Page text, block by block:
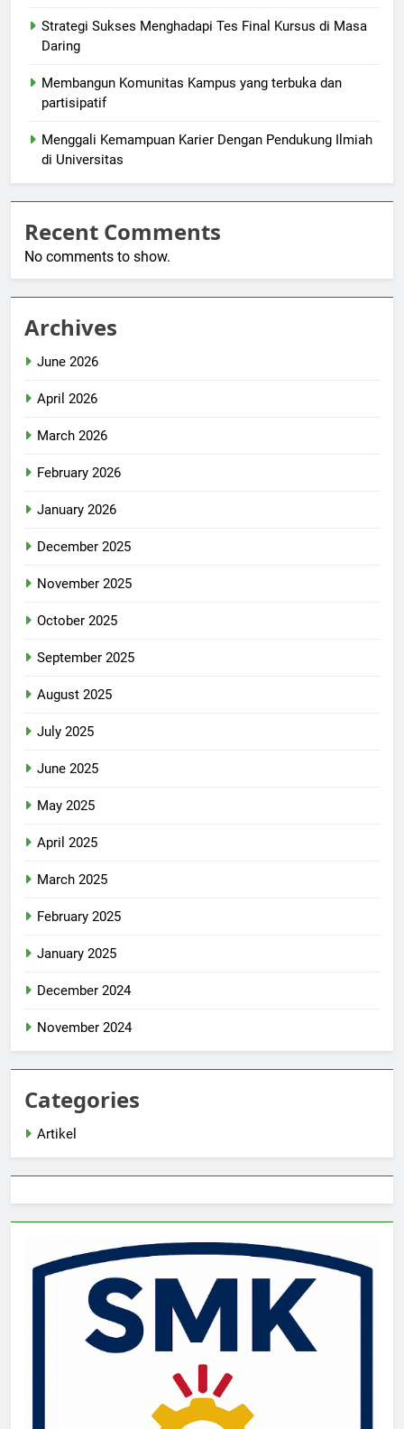
Strategi Sukses Menghadapi Tes Final Kursus di Masa
Daring
Membangun Komunitas Kampus yang terbuka dan
partisipatif
Menggali Kemampuan Karier Dengan Pendukung Ilmiah
di Universitas
Recent Comments
No comments to show.
Archives
June 2026
April 2026
March 2026
February 2026
January 2026
December 2025
November 2025
October 2025
September 2025
August 2025
July 2025
June 2025
May 2025
April 2025
March 2025
February 2025
January 2025
December 2024
November 2024
Categories
Artikel